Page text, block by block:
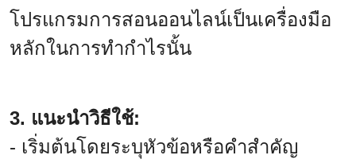
โปรแกรมการสอนออนไลน์เป็นเครื่องมือ
หลักในการทำกำไรนั้น
3. แนะนำวิธีใช้:
- เริ่มต้นโดยระบุหัวข้อหรือคำสำคัญ